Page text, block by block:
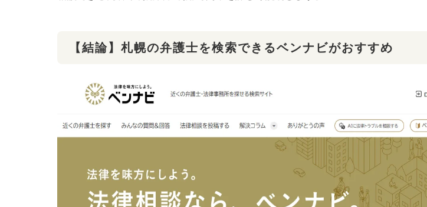
【結論】札幌の弁護士を検索できるベンナビがおすすめ